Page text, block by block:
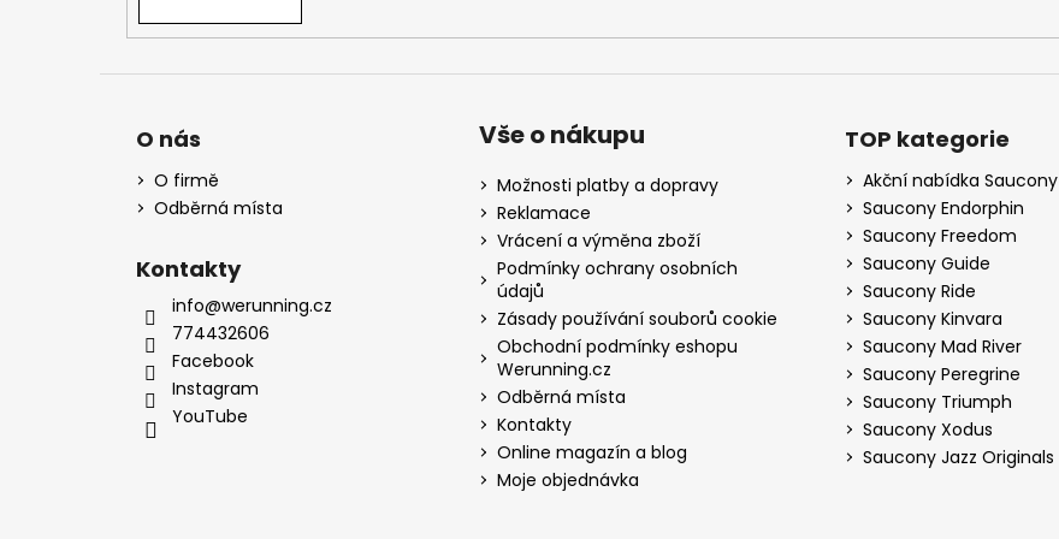
O nás
O firmě
Odběrná místa
Kontakty
info@werunning.cz
774432606
Facebook
Instagram
YouTube
Vše o nákupu
Možnosti platby a dopravy
Reklamace
Vrácení a výměna zboží
Podmínky ochrany osobních
údajů
Zásady používání souborů cookie
Obchodní podmínky eshopu
Werunning.cz
Odběrná místa
Kontakty
Online magazín a blog
Moje objednávka
TOP kategorie
Akční nabídka Saucony
Saucony Endorphin
Saucony Freedom
Saucony Guide
Saucony Ride
Saucony Kinvara
Saucony Mad River
Saucony Peregrine
Saucony Triumph
Saucony Xodus
Saucony Jazz Originals